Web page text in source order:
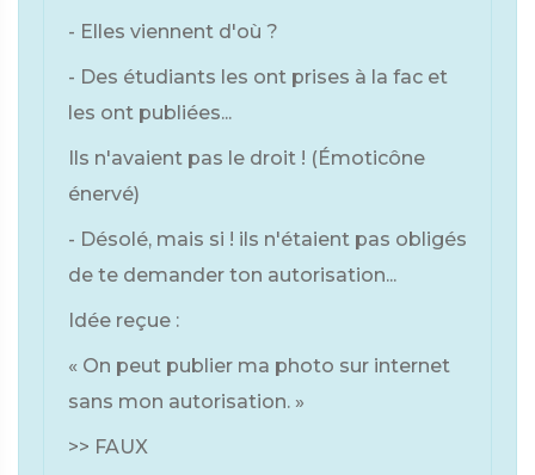
- Elles viennent d'où ?
- Des étudiants les ont prises à la fac et
les ont publiées...
Ils n'avaient pas le droit ! (Émoticône
énervé)
- Désolé, mais si ! ils n'étaient pas obligés
de te demander ton autorisation...
Idée reçue :
« On peut publier ma photo sur internet
sans mon autorisation. »
>> FAUX